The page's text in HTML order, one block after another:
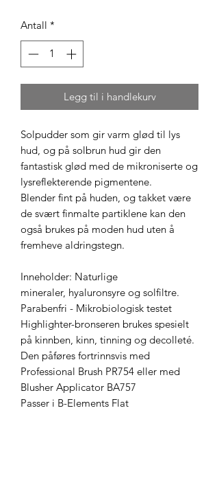
Antall *
Legg til i handlekurv
Solpudder som gir varm glød til lys
hud, og på solbrun hud gir den
fantastisk glød med de mikroniserte og
lysreflekterende pigmentene.
Blender fint på huden, og takket være
de svært finmalte partiklene kan den
også brukes på moden hud uten å
fremheve aldringstegn.
Inneholder: Naturlige
mineraler, hyaluronsyre og solfiltre.
Parabenfri - Mikrobiologisk testet
Highlighter-bronseren brukes spesielt
på kinnben, kinn, tinning og decolleté.
Den påføres fortrinnsvis med
Professional Brush PR754 eller med
Blusher Applicator BA757
Passer i B-Elements Flat